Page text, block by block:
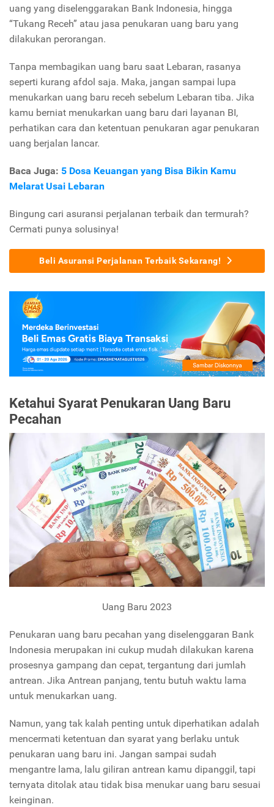
uang yang diselenggarakan Bank Indonesia, hingga
“Tukang Receh” atau jasa penukaran uang baru yang
dilakukan perorangan.
Tanpa membagikan uang baru saat Lebaran, rasanya
seperti kurang afdol saja. Maka, jangan sampai lupa
menukarkan uang baru receh sebelum Lebaran tiba. Jika
kamu berniat menukarkan uang baru dari layanan BI,
perhatikan cara dan ketentuan penukaran agar penukaran
uang berjalan lancar.
Baca Juga: 5 Dosa Keuangan yang Bisa Bikin Kamu
Melarat Usai Lebaran
Bingung cari asuransi perjalanan terbaik dan termurah?
Cermati punya solusinya!
Beli Asuransi Perjalanan Terbaik Sekarang!
Ketahui Syarat Penukaran Uang Baru
Pecahan
Uang Baru 2023
Penukaran uang baru pecahan yang diselenggaran Bank
Indonesia merupakan ini cukup mudah dilakukan karena
prosesnya gampang dan cepat, tergantung dari jumlah
antrean. Jika Antrean panjang, tentu butuh waktu lama
untuk menukarkan uang.
Namun, yang tak kalah penting untuk diperhatikan adalah
mencermati ketentuan dan syarat yang berlaku untuk
penukaran uang baru ini. Jangan sampai sudah
mengantre lama, lalu giliran antrean kamu dipanggil, tapi
ternyata ditolak atau tidak bisa menukar uang baru sesuai
keinginan.